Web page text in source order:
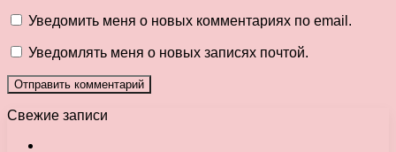
Уведомить меня о новых комментариях по email.
Уведомлять меня о новых записях почтой.
Свежие записи